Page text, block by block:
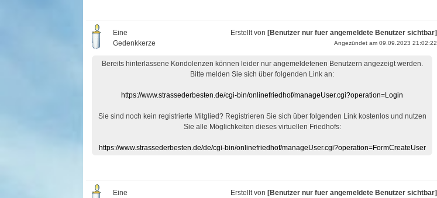
Eine
Gedenkkerze
Erstellt von [Benutzer nur fuer angemeldete Benutzer sichtbar]
Angezündet am 09.09.2023 21:02:22
Bereits hinterlassene Kondolenzen können leider nur angemeldetenen Benutzern angezeigt werden.
Bitte melden Sie sich über folgenden Link an:
https://www.strassederbesten.de/cgi-bin/onlinefriedhof/manageUser.cgi?operation=Login
Sie sind noch kein registrierte Mitglied? Registrieren Sie sich über folgenden Link kostenlos und nutzen
Sie alle Möglichkeiten dieses virtuellen Friedhofs:
https://www.strassederbesten.de/de/cgi-bin/onlinefriedhof/manageUser.cgi?operation=FormCreateUser
Eine
Erstellt von [Benutzer nur fuer angemeldete Benutzer sichtbar]